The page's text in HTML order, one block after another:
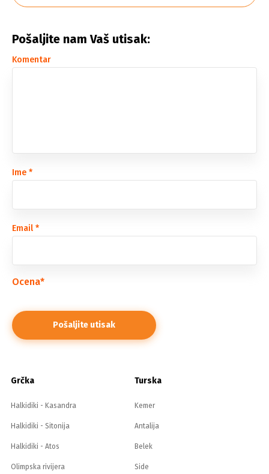
Pošaljite nam Vaš utisak:
Komentar
Ime *
Email *
Ocena*
Grčka
Halkidiki - Kasandra
Halkidiki - Sitonija
Halkidiki - Atos
Olimpska rivijera
Turska
Kemer
Antalija
Belek
Side